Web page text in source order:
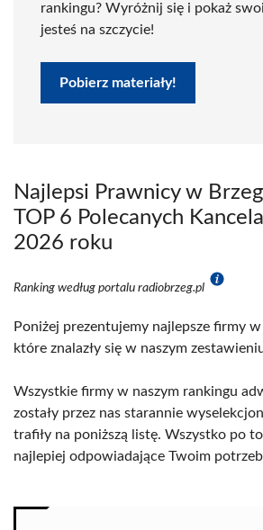
rankingu? Wyróżnij się i pokaż
jesteś na szczycie!
Pobierz materiały!
Najlepsi Prawnicy w
TOP 6 Polecanych
2026 roku
Ranking według portalu radiobrzeg.pl
Poniżej prezentujemy najlepsze firmy
które znalazły się w naszym
Wszystkie firmy w naszym rankingu
zostały przez nas starannie
trafiły na poniższą listę. Wszystko po
najlepiej odpowiadające Twoim